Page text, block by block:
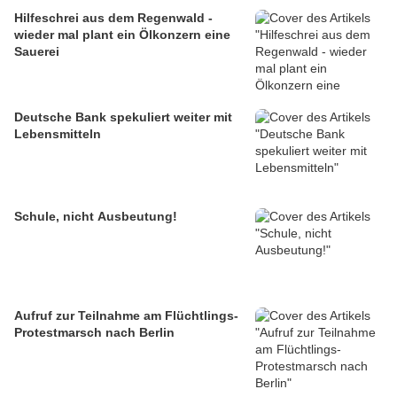
Hilfeschrei aus dem Regenwald -
wieder mal plant ein Ölkonzern eine
Sauerei
Deutsche Bank spekuliert weiter mit
Lebensmitteln
Schule, nicht Ausbeutung!
Aufruf zur Teilnahme am Flüchtlings-
Protestmarsch nach Berlin